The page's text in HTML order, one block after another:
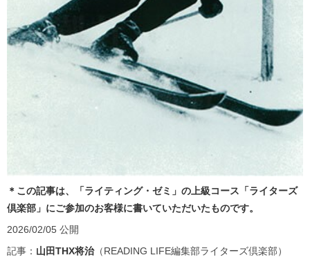
＊この記事は、「ライティング・ゼミ」の上級コース「ライターズ
倶楽部」にご参加のお客様に書いていただいたものです。
2026/02/05 公開
記事： 山田THX将治（READING LIFE編集部ライターズ倶楽部）